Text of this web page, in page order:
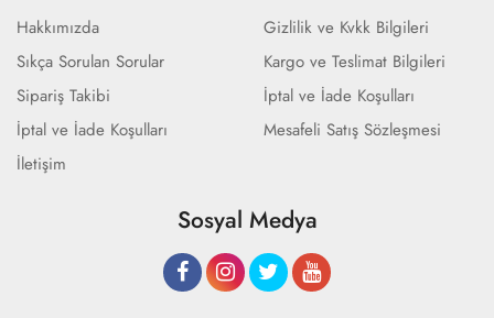
Hakkımızda
Sıkça Sorulan Sorular
Sipariş Takibi
İptal ve İade Koşulları
İletişim
Gizlilik ve Kvkk Bilgileri
Kargo ve Teslimat Bilgileri
İptal ve İade Koşulları
Mesafeli Satış Sözleşmesi
Sosyal Medya